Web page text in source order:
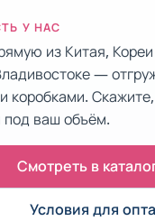
У НАС
из Китая,
—
коробками.
под ваш объём.
Смотреть в
Условия для опта